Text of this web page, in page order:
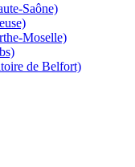
Saône)
Moselle)
de Belfort)